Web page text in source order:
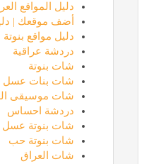
دليل المواقع
أضف موقعك |
دليل مواقع بنوتة
دردشة عراقية
شات بنوتة
شات بنات عسل
شات موسيقى
دردشة احساس
شات بنوتة عسل
شات بنوتة حب
شات العراق